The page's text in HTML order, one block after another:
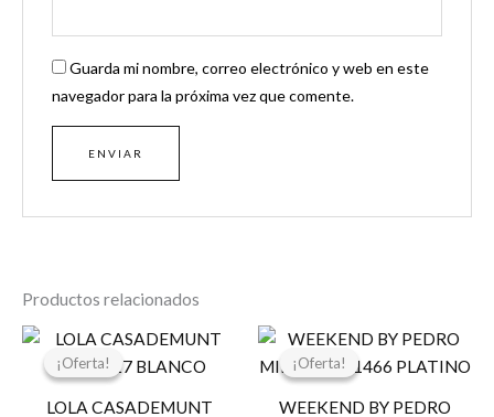
Guarda mi nombre, correo electrónico y web en este
navegador para la próxima vez que comente.
Productos relacionados
¡Oferta!
¡Oferta!
LOLA CASADEMUNT
El
original
34,95 €.
El
actual
17,47 €.
¡Oferta!
¡Oferta!
WEEKEND BY PEDRO
El
original
99,00 €.
El
actual
80,00 €.